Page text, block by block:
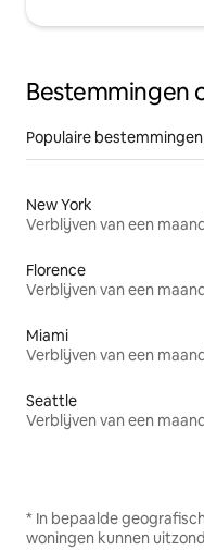
Bestemmingen
Populaire
New York
Verblijven van een maand
Florence
Verblijven van een maand
Miami
Verblijven van een maand
Seattle
Verblijven van een maand
* In bepaalde
woningen kunnen